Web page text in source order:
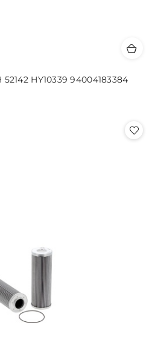
HY10339 94004183384